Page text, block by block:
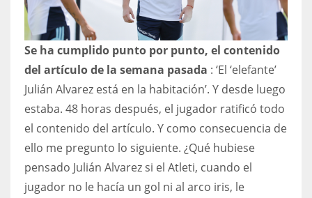
34
MIN
6
DEN
24
Se ha cumplido punto por punto, el contenido
del artículo de la semana pasada : ‘El ‘elefante’
Julián Alvarez está en la habitación’. Y desde luego
estaba. 48 horas después, el jugador ratificó todo
el contenido del artículo. Y como consecuencia de
ello me pregunto lo siguiente. ¿Qué hubiese
pensado Julián Alvarez si el Atleti, cuando el
jugador no le hacía un gol ni al arco iris, le